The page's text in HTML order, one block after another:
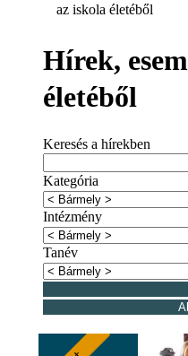
az iskola életéből
Hírek,
életéből
Keresés a hírekben
Kategória
Intézmény
Tanév